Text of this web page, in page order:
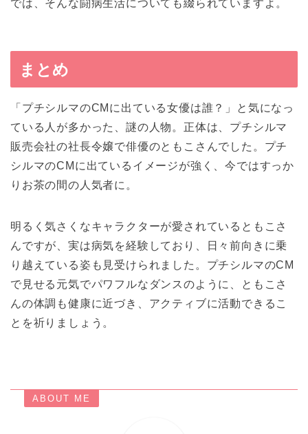
では、そんな闘病生活についても綴られていますよ。
まとめ
「プチシルマのCMに出ている女優は誰？」と気になっ
ている人が多かった、謎の人物。正体は、プチシルマ
販売会社の社長令嬢で俳優のともこさんでした。プチ
シルマのCMに出ているイメージが強く、今ではすっか
りお茶の間の人気者に。
明るく気さくなキャラクターが愛されているともこさ
んですが、実は病気を経験しており、日々前向きに乗
り越えている姿も見受けられました。プチシルマのCM
で見せる元気でパワフルなダンスのように、ともこさ
んの体調も健康に近づき、アクティブに活動できるこ
とを祈りましょう。
ABOUT ME